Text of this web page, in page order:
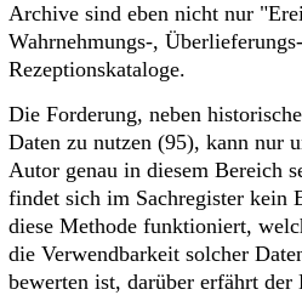
Archive sind eben nicht nur
Wahrnehmungs-,
Rezeptionskataloge.
Die Forderung, neben
Daten zu nutzen (95), kann nur
Autor genau in diesem Bereich
findet sich im Sachregister kein
diese Methode funktioniert,
die Verwendbarkeit solcher
bewerten ist, darüber erfährt